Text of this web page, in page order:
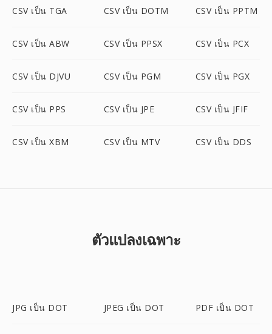
CSV เป็น TGA CSV เป็น DOTM CSV เป็น PPTM
CSV เป็น ABW CSV เป็น PPSX CSV เป็น PCX
CSV เป็น DJVU CSV เป็น PGM CSV เป็น PGX
CSV เป็น PPS CSV เป็น JPE CSV เป็น JFIF
CSV เป็น XBM CSV เป็น MTV CSV เป็น DDS
ตัวแปลงเฉพาะ
JPG เป็น DOT JPEG เป็น DOT PDF เป็น DOT